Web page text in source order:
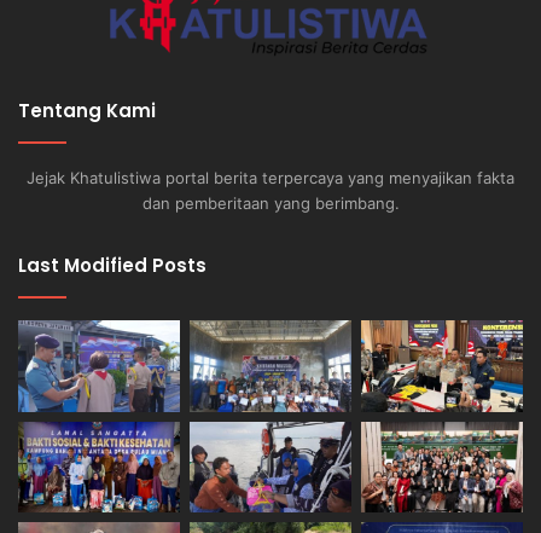
Tentang Kami
Jejak Khatulistiwa portal berita terpercaya yang menyajikan fakta
dan pemberitaan yang berimbang.
Last Modified Posts